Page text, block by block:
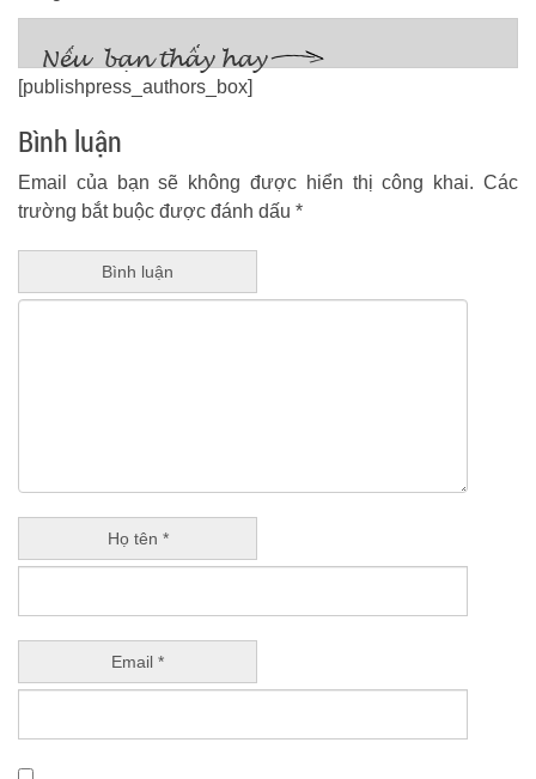
[publishpress_authors_box]
Bình luận
Email của bạn sẽ không được hiển thị công khai. Các
trường bắt buộc được đánh dấu *
Bình luận
Họ tên *
Email *